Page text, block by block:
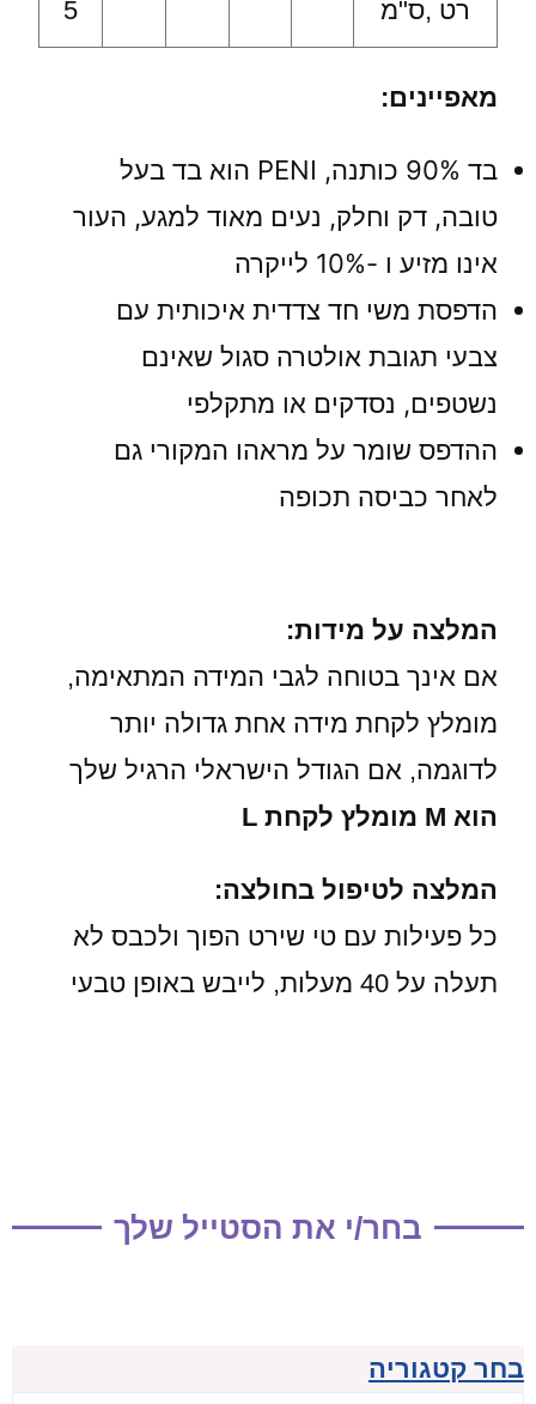
רט ,ס"מ
5
מאפיינים:
בד 90% כותנה, PENI הוא בד בעל
טובה, דק וחלק, נעים מאוד למגע, העור
אינו מזיע ו -10% לייקרה
הדפסת משי חד צדדית איכותית עם
צבעי תגובת אולטרה סגול שאינם
נשטפים, נסדקים או מתקלפי
ההדפס שומר על מראהו המקורי גם
לאחר כביסה תכופה
המלצה על מידות:
אם אינך בטוחה לגבי המידה המתאימה,
מומלץ לקחת מידה אחת גדולה יותר
לדוגמה, אם הגודל הישראלי הרגיל שלך
הוא M מומלץ לקחת L
המלצה לטיפול בחולצה:
כל פעילות עם טי שירט הפוך ולכבס לא
תעלה על 40 מעלות, לייבש באופן טבעי
בחר/י את הסטייל שלך
בחר קטגוריה